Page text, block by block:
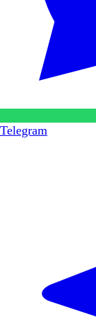
Telegram